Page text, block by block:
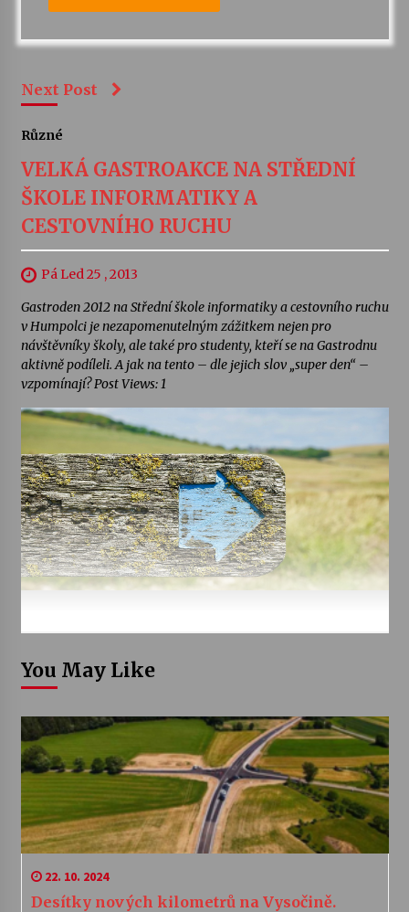
Next Post
Různé
VELKÁ GASTROAKCE NA STŘEDNÍ
ŠKOLE INFORMATIKY A
CESTOVNÍHO RUCHU
Pá Led 25 , 2013
Gastroden 2012 na Střední škole informatiky a cestovního ruchu
v Humpolci je nezapomenutelným zážitkem nejen pro
návštěvníky školy, ale také pro studenty, kteří se na Gastrodnu
aktivně podíleli. A jak na tento – dle jejich slov „super den“ –
vzpomínají? Post Views: 1
You May Like
22. 10. 2024
Desítky nových kilometrů na Vysočině.